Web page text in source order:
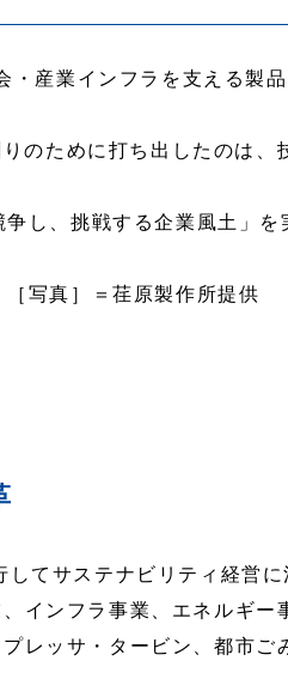
・産業インフラを支える製
のために打ち出したのは、
し、挑戦する企業風土」を
写真］＝荏原製作所提供
てサステナビリティ経営に
インフラ事業、エネルギー
レッサ・タービン、都市ご